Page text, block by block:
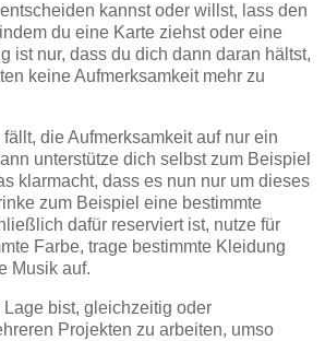
kannst oder willst, lass den
du eine Karte ziehst oder eine
ist nur, dass du dich dann daran hältst,
keine Aufmerksamkeit mehr zu
die Aufmerksamkeit auf nur ein
unterstütze dich selbst zum Beispiel
klarmacht, dass es nun nur um dieses
zum Beispiel eine bestimmte
dafür reserviert ist, nutze für
Farbe, trage bestimmte Kleidung
Musik auf.
bist, gleichzeitig oder
Projekten zu arbeiten, umso